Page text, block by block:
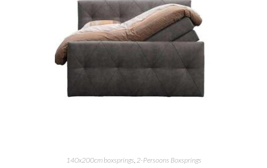
140x200cm boxsprings,2-Persoons Boxsprings